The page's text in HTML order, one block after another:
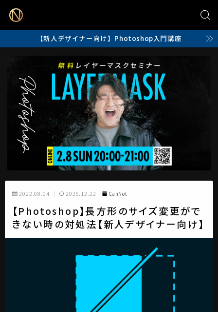
【新人デザイナー向け】Photoshop入門講座
2022.08.04 2025.12.22 CanNot
【Photoshop】長方形のサイズ変更がで
きない時の対処法【新人デザイナー向け】